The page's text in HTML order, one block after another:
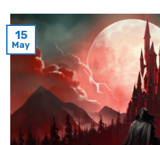
15
May